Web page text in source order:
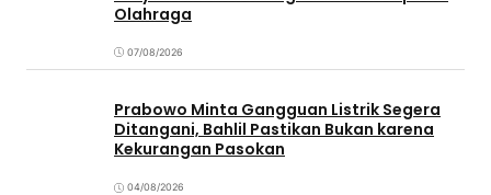
Olahraga
07/08/2026
Prabowo Minta Gangguan Listrik Segera
Ditangani, Bahlil Pastikan Bukan karena
Kekurangan Pasokan
04/08/2026